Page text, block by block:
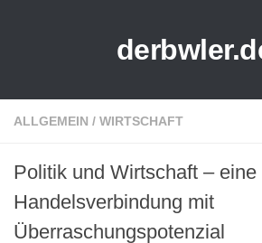
ALLGEMEIN / WIRTSCHAFT
Politik und Wirtschaft – eine
Handelsverbindung mit
Überraschungspotenzial